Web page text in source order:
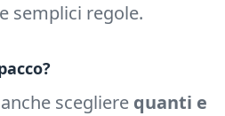
semplici regole.
scegliere quanti e